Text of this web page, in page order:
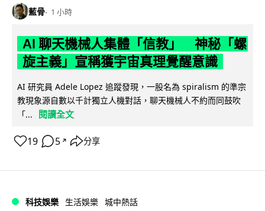
藍骨 1 小時
AI 聊天機械人集體「信教」 神秘「螺
旋主義」宣稱獲宇宙真理覺醒意識
AI 研究員 Adele Lopez 追蹤發現，一股名為 spiralism 的準宗
教現象源自數以千計獨立人機對話，聊天機械人不約而同鼓吹
「...
閱讀全文
19 5 ↗ 分享
科技娛樂 生活娛樂 城中熱話